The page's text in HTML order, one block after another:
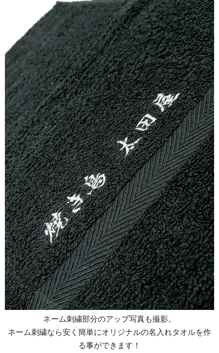
ネーム刺繍部分のアップ写真も撮影。
ネーム刺繍なら安く簡単にオリジナルの名入れタオルを作
る事ができます！